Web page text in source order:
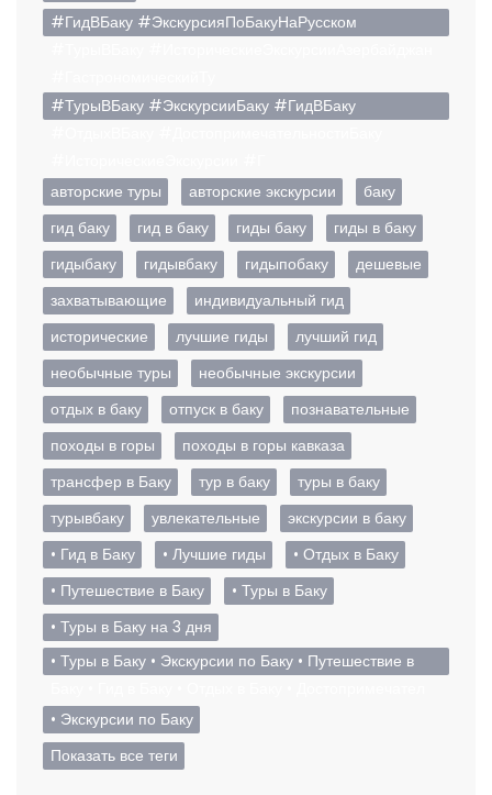
#ГидВБаку #ЭкскурсияПоБакуНаРусском
#ТурыВБаку #ЭкскурсииБаку #ГидВБаку
авторские туры
авторские экскурсии
баку
гид баку
гид в баку гиды баку
гиды в баку
гидыбаку
гидывбаку гидыпобаку
дешевые
захватывающие
индивидуальный гид
исторические
лучшие гиды
лучший гид
необычные туры
необычные экскурсии
отдых в баку
отпуск в баку
познавательные
походы в горы
походы в горы кавказа
трансфер в Баку
тур в баку
туры в баку
турывбаку
увлекательные
экскурсии в баку
• Гид в Баку
• Лучшие гиды
• Отдых в Баку
• Путешествие в Баку
• Туры в Баку
• Туры в Баку на 3 дня
• Туры в Баку • Экскурсии по Баку • Путешествие в
• Экскурсии по Баку
Показать все теги